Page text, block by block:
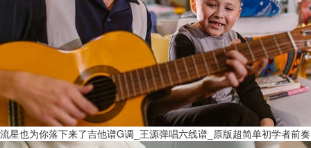
流星也为你落下来了吉他谱G调_王源弹唱六线谱_原版超简单初学者前奏